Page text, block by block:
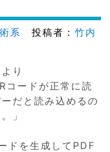
系 投稿者： 竹内
り
コードが正常に読
だと読み込めるの
」
ドを生成してPDF